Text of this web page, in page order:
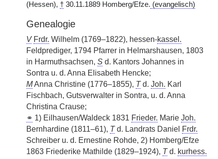
(Hessen), † 30.11.1889 Homberg/Efze. (evangelisch)
Genealogie
V Frdr. Wilhelm (1769–1822), hessen-kassel.
Feldprediger, 1794 Pfarrer in Helmarshausen, 1803
in Harmuthsachsen, S d. Kantors Johannes in
Sontra u. d. Anna Elisabeth Hencke;
MAnna Christine (1776–1855), Td. Joh. Karl
Fischbach, Gutsverwalter in Sontra, u. d. Anna
Christina Crause;
⚭ 1) Eilhausen/Waldeck 1831 Frieder. Marie Joh.
Bernhardine (1811–61), Td. Landrats Daniel Frdr.
Schreiber u. d. Ernestine Rohde, 2) Homberg/Efze
1863 Friederike Mathilde (1829–1924), Td. kurhess.